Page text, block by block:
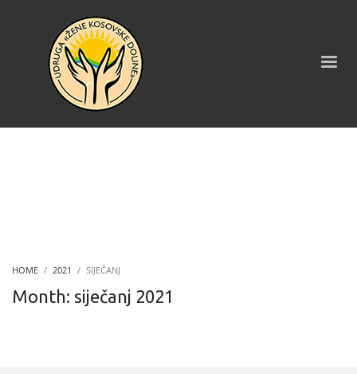
HOME 2021 SIJEČANJ
Month: siječanj 2021